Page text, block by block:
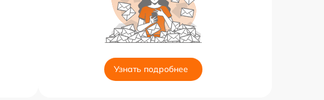
Узнать подробнее